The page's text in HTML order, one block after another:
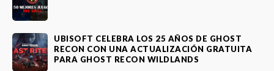
UBISOFT CELEBRA LOS 25 AÑOS DE GHOST
RECON CON UNA ACTUALIZACIÓN GRATUITA
PARA GHOST RECON WILDLANDS